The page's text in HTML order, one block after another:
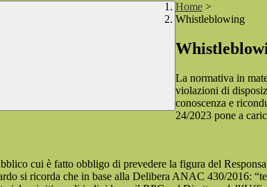
Home >
Whistleblowing
La normativa in
violazioni di
conoscenza e
24/2023 pone a
cui è fatto obbligo di prevedere la figura del
si ricorda che in base alla Delibera ANAC 430/2016: